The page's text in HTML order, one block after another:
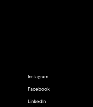
Instagram
Facebook
LinkedIn